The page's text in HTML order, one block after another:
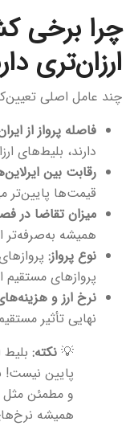
چرا برخی
ارزان‌تری
چند عامل اصلی
فاصله پرواز از
دارند، بلیط‌های
رقابت بین
قیمت‌ها پایین‌تر
میزان تقاضا در
همیشه
نوع پرواز:
پروازهای مستقیم
نرخ ارز و
نهایی تأثیر
💡 نکته: بلیط
پایین نیست!
و مطمئن مثل
همیشه